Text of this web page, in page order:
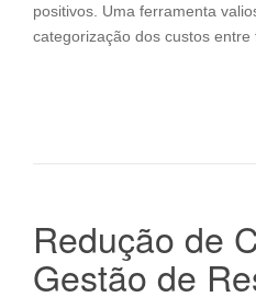
positivos. Uma ferramenta
categorização dos custos
Redução de
Gestão de